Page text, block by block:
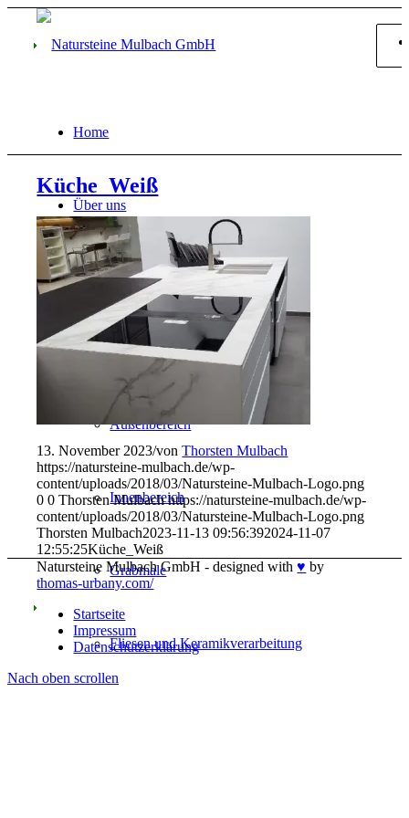
Home
Über uns
Firmengeschichte
Leistungsspektrum
Außenbereich
Innenbereich
Grabmale
Fliesen und Keramikverarbeitung
Küche_Weiß
13. November 2023/vonThorsten Mulbach
https://natursteine-mulbach.de/wp-
content/uploads/2018/03/Natursteine-Mulbach-Logo.png
0 0 Thorsten Mulbach https://natursteine-mulbach.de/wp-
content/uploads/2018/03/Natursteine-Mulbach-Logo.png
Thorsten Mulbach2023-11-13 09:56:392024-11-07
12:55:25Küche_Weiß
Natursteine Mulbach GmbH - designed with♥ by
thomas-urbany.com/
Startseite
Impressum
Datenschutzerklärung
Nach oben scrollen